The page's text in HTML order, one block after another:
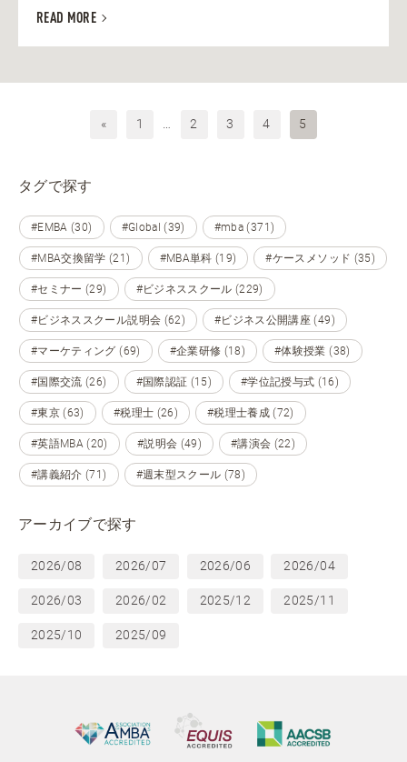
READ MORE
« 1 2 3 4 5
タグで探す
#EMBA (30) #Global (39) #mba (371)
#MBA交換留学 (21) #MBA単科 (19) #ケースメソッド (35)
#セミナー (29) #ビジネススクール (229)
#ビジネススクール説明会 (62) #ビジネス公開講座 (49)
#マーケティング (69) #企業研修 (18) #体験授業 (38)
#国際交流 (26) #国際認証 (15) #学位記授与式 (16)
#東京 (63) #税理士 (26) #税理士養成 (72)
#英語MBA (20) #説明会 (49) #講演会 (22)
#講義紹介 (71) #週末型スクール (78)
アーカイブで探す
2026/08 2026/07 2026/06 2026/04
2026/03 2026/02 2025/12 2025/11
2025/10 2025/09